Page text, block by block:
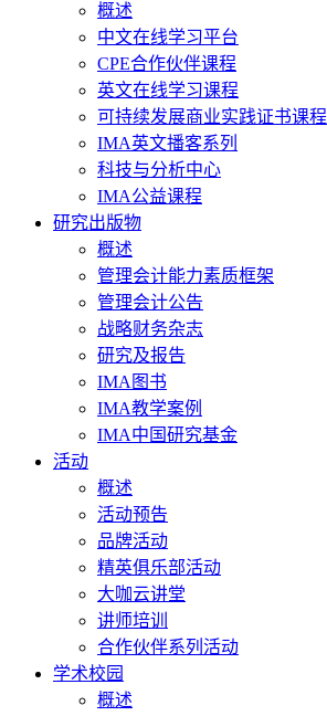
概述
中文在线学习平台
CPE合作伙伴课程
英文在线学习课程
可持续发展商业实践证书课程
IMA英文播客系列
科技与分析中心
IMA公益课程
研究出版物
概述
管理会计能力素质框架
管理会计公告
战略财务杂志
研究及报告
IMA图书
IMA教学案例
IMA中国研究基金
活动
概述
活动预告
品牌活动
精英俱乐部活动
大咖云讲堂
讲师培训
合作伙伴系列活动
学术校园
概述